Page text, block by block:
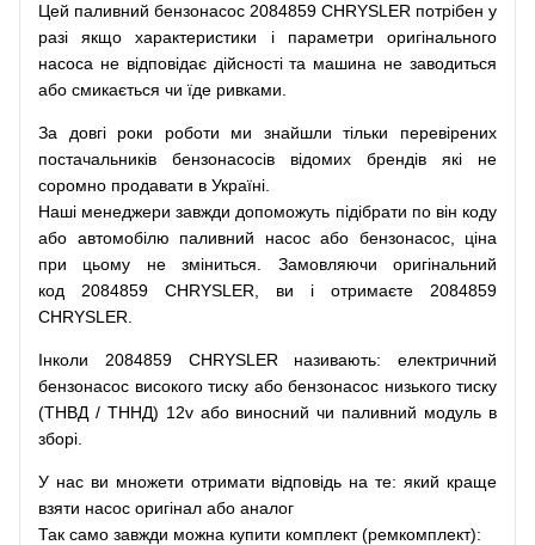
Цей паливний бензонасос 2084859 CHRYSLER потрібен у
разі
якщо характеристики і параметри
оригінального
насоса не відповідає дійсності та машина не заводиться
або смикається чи їде ривками
За довгі роки роботи ми знайшли тільки
перевірених
постачальників
бензонасосів відомих брендів які
не
соромно продавати в Україні.
Наші менеджери завжди допоможуть підібрати по він коду
або автомобілю паливний насос або бензонасос,
ціна
при
цьому не зміниться Замовляючи
оригінальний
код 2084859 CHRYSLER, ви і отримаєте 2084859
CHRYSLER.
Інколи 2084859 CHRYSLER називають:
електричний
бензонасос високого тиску або бензонасос низького тиску
(ТНВД / ТННД) 12v або виносний чи паливний модуль в
зборі
У нас ви множети отримати відповідь на те: який краще
взяти насос оригінал або аналог
Так само завжди можна купити комплект (ремкомплект):